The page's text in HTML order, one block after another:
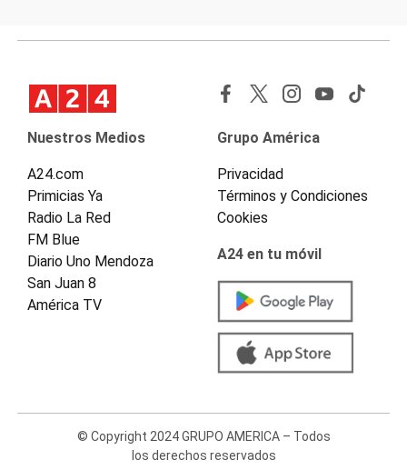
Nuestros Medios
A24.com
Primicias Ya
Radio La Red
FM Blue
Diario Uno Mendoza
San Juan 8
América TV
Grupo América
Privacidad
Términos y Condiciones
Cookies
A24 en tu móvil
© Copyright 2024 GRUPO AMERICA – Todos
los derechos reservados